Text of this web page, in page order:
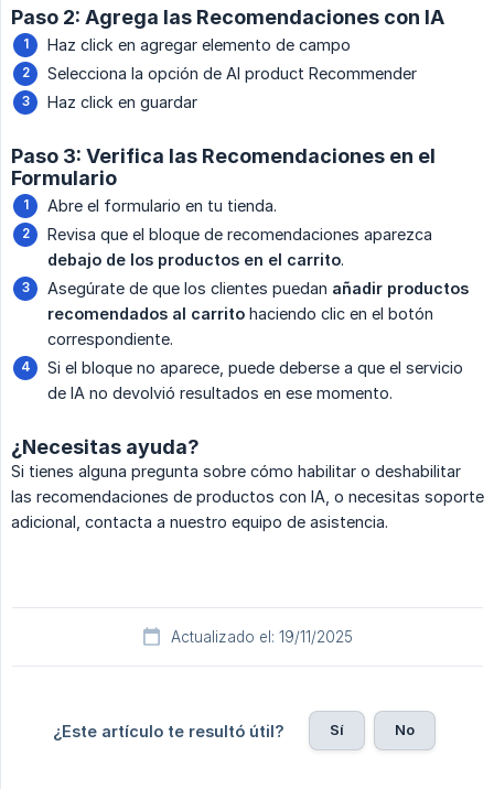
Paso 2: Agrega las Recomendaciones con IA
Haz click en agregar elemento de campo
Selecciona la opción de AI product Recommender
Haz click en guardar
Paso 3: Verifica las Recomendaciones en el
Formulario
Abre el formulario en tu tienda.
Revisa que el bloque de recomendaciones aparezca
debajo de los productos en el carrito.
Asegúrate de que los clientes puedan añadir productos
recomendados al carrito haciendo clic en el botón
correspondiente.
Si el bloque no aparece, puede deberse a que el servicio
de IA no devolvió resultados en ese momento.
¿Necesitas ayuda?
Si tienes alguna pregunta sobre cómo habilitar o deshabilitar
las recomendaciones de productos con IA, o necesitas soporte
adicional, contacta a nuestro equipo de asistencia.
Actualizado el: 19/11/2025
¿Este artículo te resultó útil? Sí No